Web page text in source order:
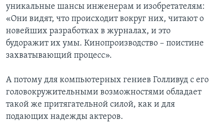
уникальные шансы инженерам и изобретателям:
«Они видят, что происходит вокруг них, читают о
новейших разработках в журналах, и это
будоражит их умы. Кинопроизводство – поистине
захватывающий процесс».
А потому для компьютерных гениев Голливуд с его
головокружительными возможностями обладает
такой же притягательной силой, как и для
подающих надежды актеров.